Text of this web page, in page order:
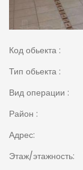
Код обьекта :
Тип обьекта :
Вид операции :
Район :
Адрес:
Этаж/этажность: